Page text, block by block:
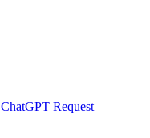
ChatGPT Request